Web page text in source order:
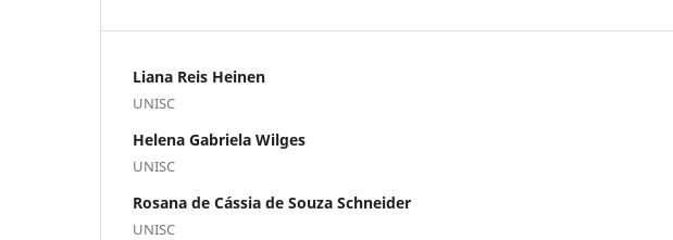
Liana Reis Heinen
UNISC
Helena Gabriela Wilges
UNISC
Rosana de Cássia de Souza Schneider
UNISC